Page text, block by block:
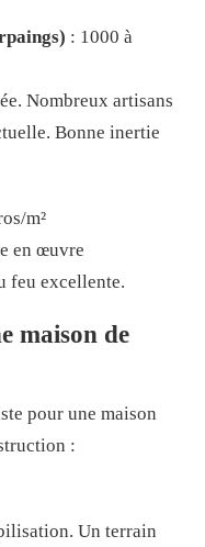
: 1000 à
Nombreux artisans
Bonne inertie
m²
en œuvre
feu excellente.
maison de
pour une maison
:
Un terrain